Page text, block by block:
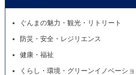
ぐんまの魅力・観光・リトリート
防災・安全・レジリエンス
健康・福祉
くらし・環境・グリーンイノベーショ